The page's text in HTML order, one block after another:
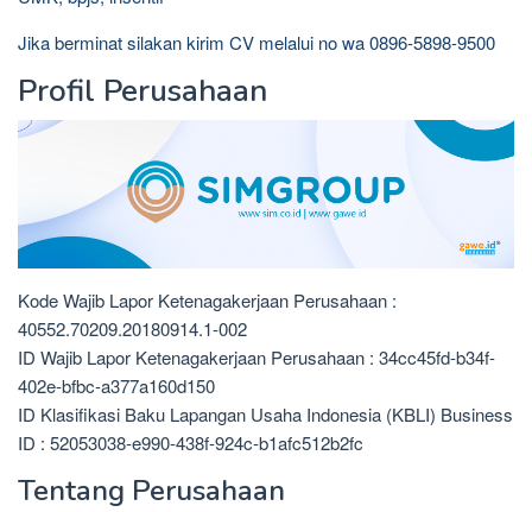
Jika berminat silakan kirim CV melalui no wa 0896-5898-9500
Profil Perusahaan
Kode Wajib Lapor Ketenagakerjaan Perusahaan :
40552.70209.20180914.1-002
ID Wajib Lapor Ketenagakerjaan Perusahaan : 34cc45fd-b34f-
402e-bfbc-a377a160d150
ID Klasifikasi Baku Lapangan Usaha Indonesia (KBLI) Business
ID : 52053038-e990-438f-924c-b1afc512b2fc
Tentang Perusahaan